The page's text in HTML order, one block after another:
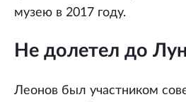
музею в 2017 году.
Не долетел до
Леонов был участником